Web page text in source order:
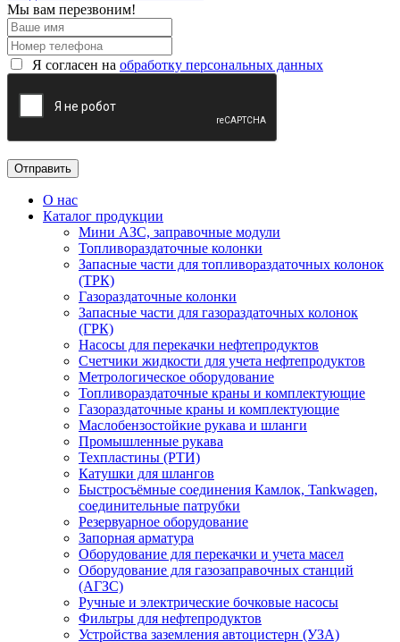
Мы вам перезвоним!
Я согласен на обработку персональных данных
О нас
Каталог продукции
Мини АЗС, заправочные модули
Топливораздаточные колонки
Запасные части для топливораздаточных колонок
(ТРК)
Газораздаточные колонки
Запасные части для газораздаточных колонок
(ГРК)
Насосы для перекачки нефтепродуктов
Счетчики жидкости для учета нефтепродуктов
Метрологическое оборудование
Топливораздаточные краны и комплектующие
Газораздаточные краны и комплектующие
Маслобензостойкие рукава и шланги
Промышленные рукава
Техпластины (РТИ)
Катушки для шлангов
Быстросъёмные соединения Камлок, Tankwagen,
соединительные патрубки
Резервуарное оборудование
Запорная арматура
Оборудование для перекачки и учета масел
Оборудование для газозаправочных станций
(АГЗС)
Ручные и электрические бочковые насосы
Фильтры для нефтепродуктов
Устройства заземления автоцистерн (УЗА)